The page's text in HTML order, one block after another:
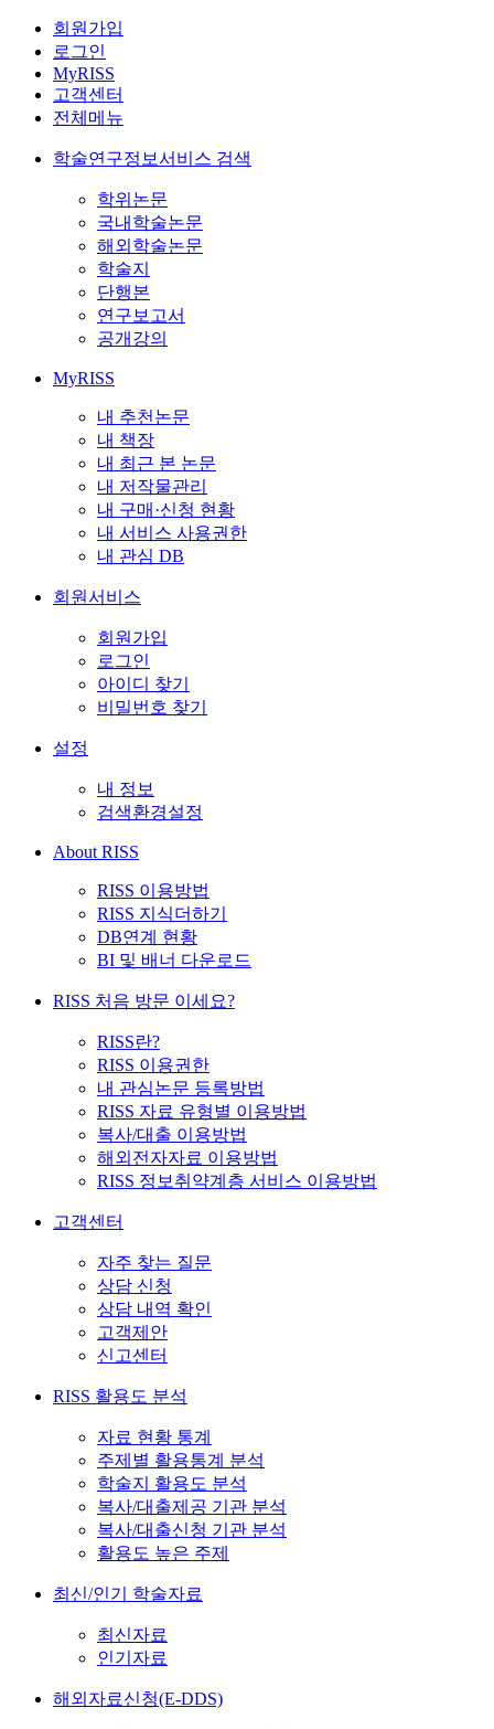
회원가입
로그인
MyRISS
고객센터
전체메뉴
학술연구정보서비스 검색
학위논문
국내학술논문
해외학술논문
학술지
단행본
연구보고서
공개강의
MyRISS
내 추천논문
내 책장
내 최근 본 논문
내 저작물관리
내 구매·신청 현황
내 서비스 사용권한
내 관심 DB
회원서비스
회원가입
로그인
아이디 찾기
비밀번호 찾기
설정
내 정보
검색환경설정
About RISS
RISS 이용방법
RISS 지식더하기
DB연계 현황
BI 및 배너 다운로드
RISS 처음 방문 이세요?
RISS란?
RISS 이용권한
내 관심논문 등록방법
RISS 자료 유형별 이용방법
복사/대출 이용방법
해외전자자료 이용방법
RISS 정보취약계층 서비스 이용방법
고객센터
자주 찾는 질문
상담 신청
상담 내역 확인
고객제안
신고센터
RISS 활용도 분석
자료 현황 통계
주제별 활용통계 분석
학술지 활용도 분석
복사/대출제공 기관 분석
복사/대출신청 기관 분석
활용도 높은 주제
최신/인기 학술자료
최신자료
인기자료
해외자료신청(E-DDS)